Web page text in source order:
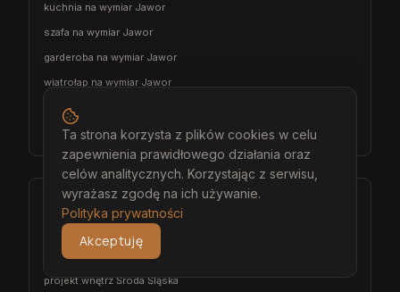
kuchnia na wymiar Jawor
szafa na wymiar Jawor
garderoba na wymiar Jawor
wiatrołap na wymiar Jawor
meble łazienkowe na wymiar Jawor
meble pokojowe na wymiar Jawor
Środa Śląska
architekt wnętrz Środa Śląska
projektant wnętrz Środa Śląska
projekt wnętrz Środa Śląska
Ta strona korzysta z plików cookies w celu
zapewnienia prawidłowego działania oraz
celów analitycznych. Korzystając z serwisu,
wyrażasz zgodę na ich używanie.
Polityka prywatności
Akceptuję